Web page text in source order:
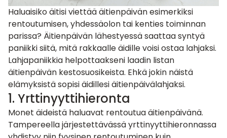
Haluaisiko äitisi viettää äitienpäivän esimerkiksi
rentoutumisen, yhdessäolon tai kenties toiminnan
parissa? Äitienpäivän lähestyessä saattaa syntyä
paniikki siitä, mitä rakkaalle äidille voisi ostaa lahjaksi.
Lahjapaniikkia helpottaakseni laadin listan
äitienpäivän kestosuosikeista. Ehkä jokin näistä
elämyksistä sopisi äidillesi äitienpäivälahjaksi.
1. Yrttinyyttihieronta
Monet äideistä haluavat rentoutua äitienpäivänä.
Tampereella järjestettävässä yrttinyyttihieronnassa